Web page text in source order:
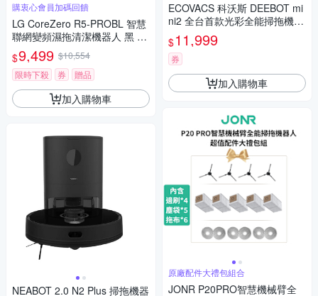
購衷心會員加碼回饋
LG CoreZero R5-PROBL 智慧
聯網變頻濕拖清潔機器人 黑 贈
好禮
$9,499 $10,554
限時下殺
券 贈品
加入購物車
NEABOT 2.0 N2 Plus 掃拖機器
ECOVACS 科沃斯 DEEBOT mi
ni2 全台首款光彩全能掃拖機器
人
$11,999
券
加入購物車
原廠配件大禮包組合
JONR P20PRO智慧機械臂全